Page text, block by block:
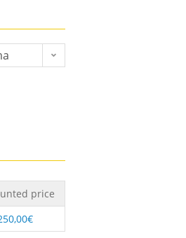
price
€